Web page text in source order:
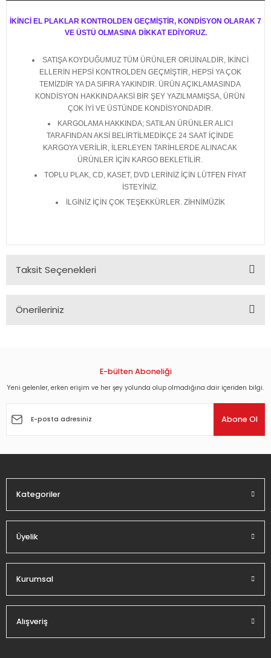
İKİNCİ EL PLAKLAR KONTROLDEN GEÇMİŞTİR, KONDİSYON OLARAK 7
VE ÜSTÜ OLMASINA DİKKAT EDİYORUZ.
SATIŞA KOYDUĞUMUZ TÜM ÜRÜNLER ORİJİNALDİR, İKİNCİ
ELLERİN HEPSİ KONTROLDEN GEÇMİŞTİR, HEPSİ YA ÇOK
TEMİZDİR YA DA SIFIRA YAKINDIR. ÜRÜN AÇIKLAMASINDA
KONDİSYON HAKKINDA AKSİ BİR ŞEY YAZILMAMIŞSA, ÜRÜN
ÇOK İYİ VE ÜSTÜNDE KONDİSYONDADIR.
KARGOLAMA HAKKINDA; SATILAN ÜRÜNLER ALICI
TARAFINDAN AKSİ BELİRTİLMEDİKÇE 24 SAAT İÇİNDE
KARGOYA VERİLİR, İLERLEYEN TARİHLERDE ALINACAK
ÜRÜNLER İÇİN KARGO BEKLETİLİR.
TOPLU PLAK, CD, KASET, DVD LERİNİZ İÇİN LÜTFEN FİYAT
İSTEYİNİZ.
İLGİNİZ İÇİN ÇOK TEŞEKKÜRLER. ZİHNİMÜZİK
Taksit Seçenekleri
Önerileriniz
Görüş ve önerileriniz için teşekkür ederiz.
Ürün açıklamasında eksik bilgiler bulunuyor.
Ürün fiyatı diğer sitelerden daha pahalı.
E-bülten Aboneliği
Yeni gelenler, erken erişim ve her şey yolunda olup olmadığına dair içeriden bilgi.
Abone Ol
Kategoriler
Üyelik
Kurumsal
Alışveriş